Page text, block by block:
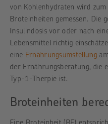
von Kohlenhydraten wird zum
Broteinheiten gemessen. Die
Insulindosis vor oder nach
Lebensmittel richtig
eine Ernährungsumstellung
der Ernährungsberatung, die
Typ-1-Therpie ist.
Broteinheiten